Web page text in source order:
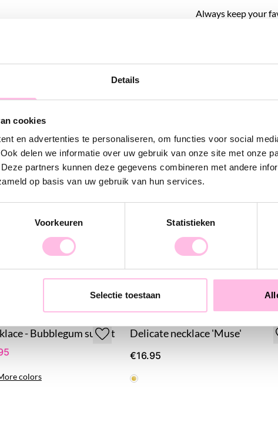
Details
cookies
en advertenties te personaliseren, om functies voor social
delen we informatie over uw gebruik van onze site met onze
partners kunnen deze gegevens combineren met andere
op basis van uw gebruik van hun services.
Voorkeuren Statistieken
Selectie toestaan
Always keep your
Our stainless steel
and meaning.
Dreamer, Love,
Thanks to the
stay beautiful for a
It is also a great gift
yourself.
- Bubblegum sunset
colors
Delicate necklace 'Muse'
€16.95